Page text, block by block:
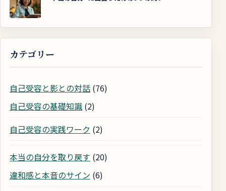
カテゴリー
自己受容と影との対話 (76)
自己受容の基礎知識 (2)
自己受容の実践ワーク (2)
本当の自分を取り戻す (20)
違和感と本音のサイン (6)